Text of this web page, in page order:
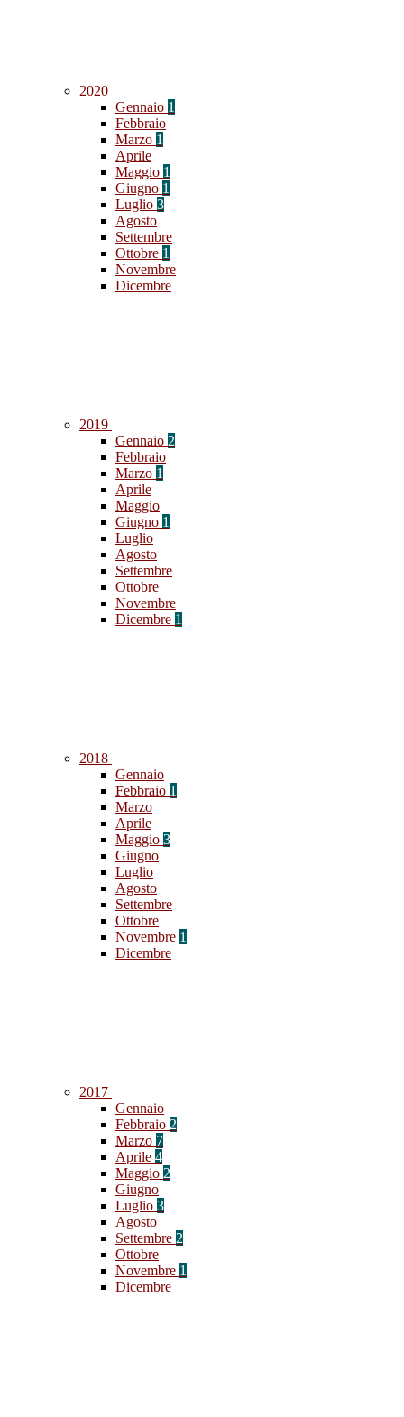
2020
Gennaio 1
Febbraio
Marzo 1
Aprile
Maggio 1
Giugno 1
Luglio 3
Agosto
Settembre
Ottobre 1
Novembre
Dicembre
2019
Gennaio 2
Febbraio
Marzo 1
Aprile
Maggio
Giugno 1
Luglio
Agosto
Settembre
Ottobre
Novembre
Dicembre 1
2018
Gennaio
Febbraio 1
Marzo
Aprile
Maggio 3
Giugno
Luglio
Agosto
Settembre
Ottobre
Novembre 1
Dicembre
2017
Gennaio
Febbraio 2
Marzo 7
Aprile 4
Maggio 2
Giugno
Luglio 3
Agosto
Settembre 2
Ottobre
Novembre 1
Dicembre